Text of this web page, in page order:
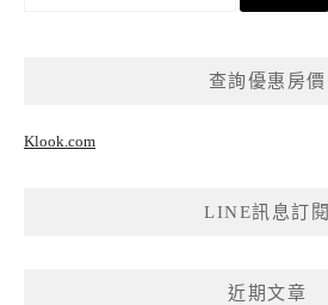
查詢優惠房價
Klook.com
LINE訊息訂閱
近期文章